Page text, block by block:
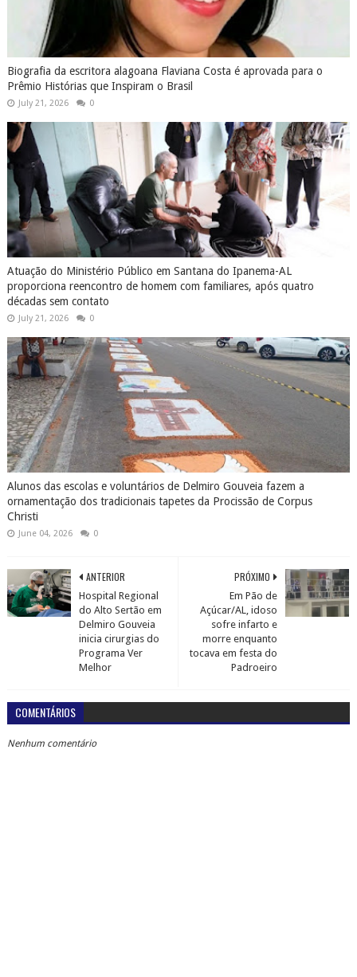
Biografia da escritora alagoana Flaviana Costa é aprovada para o
Prêmio Histórias que Inspiram o Brasil
July 21, 2026 0
Atuação do Ministério Público em Santana do Ipanema-AL
proporciona reencontro de homem com familiares, após quatro
décadas sem contato
July 21, 2026 0
Alunos das escolas e voluntários de Delmiro Gouveia fazem a
ornamentação dos tradicionais tapetes da Procissão de Corpus
Christi
June 04, 2026 0
PRÓXIMO
Em Pão de
Açúcar/AL, idoso
sofre infarto e
morre enquanto
tocava em festa do
Padroeiro
ANTERIOR
Hospital Regional
do Alto Sertão em
Delmiro Gouveia
inicia cirurgias do
Programa Ver
Melhor
COMENTÁRIOS
Nenhum comentário